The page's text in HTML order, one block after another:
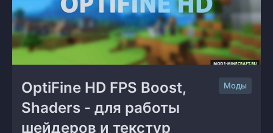
OptiFine HD FPS Boost,
Shaders - для работы
шейдеров и текстур
Моды